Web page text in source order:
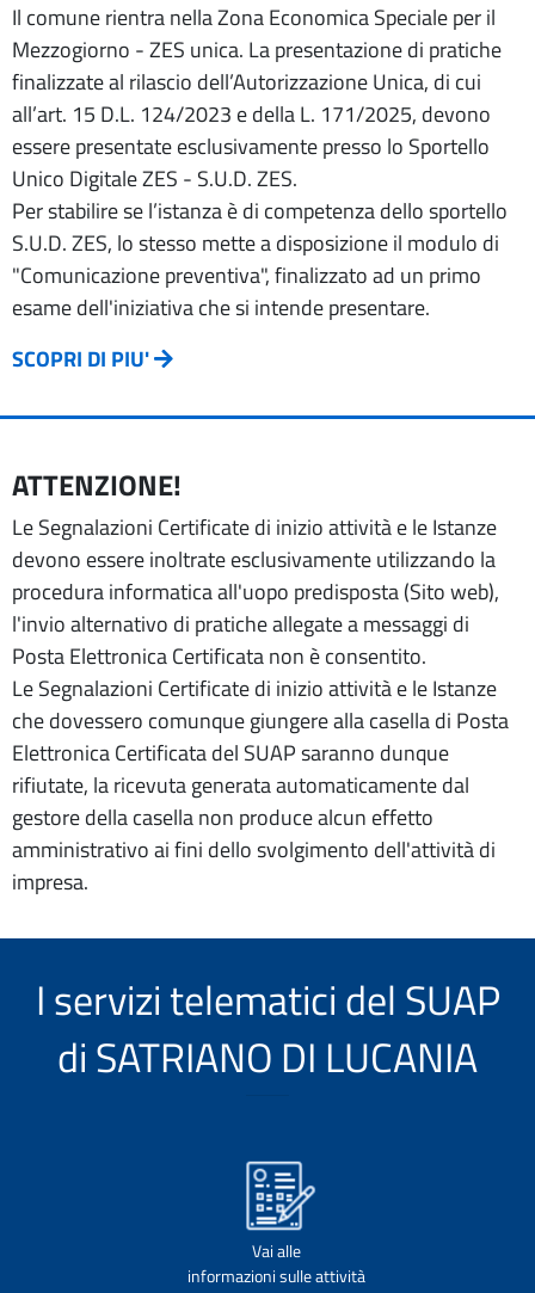
Il comune rientra nella Zona Economica Speciale per il
Mezzogiorno - ZES unica. La presentazione di pratiche
finalizzate al rilascio dell’Autorizzazione Unica, di cui
all’art. 15 D.L. 124/2023 e della L. 171/2025, devono
essere presentate esclusivamente presso lo Sportello
Unico Digitale ZES - S.U.D. ZES.
Per stabilire se l’istanza è di competenza dello sportello
S.U.D. ZES, lo stesso mette a disposizione il modulo di
"Comunicazione preventiva", finalizzato ad un primo
esame dell'iniziativa che si intende presentare.
SCOPRI DI PIU'
ATTENZIONE!
Le Segnalazioni Certificate di inizio attività e le Istanze
devono essere inoltrate esclusivamente utilizzando la
procedura informatica all'uopo predisposta (Sito web),
l'invio alternativo di pratiche allegate a messaggi di
Posta Elettronica Certificata non è consentito.
Le Segnalazioni Certificate di inizio attività e le Istanze
che dovessero comunque giungere alla casella di Posta
Elettronica Certificata del SUAP saranno dunque
rifiutate, la ricevuta generata automaticamente dal
gestore della casella non produce alcun effetto
amministrativo ai fini dello svolgimento dell'attività di
impresa.
I servizi telematici del SUAP
di SATRIANO DI LUCANIA
Vai alle
informazioni sulle attività